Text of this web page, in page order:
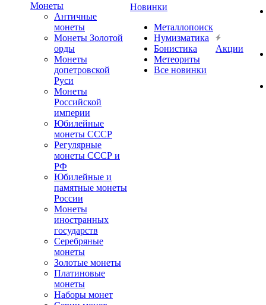
Монеты
Античные
монеты
Монеты Золотой
орды
Монеты
допетровской
Руси
Монеты
Российской
империи
Юбилейные
монеты СССР
Регулярные
монеты СССР и
РФ
Юбилейные и
памятные монеты
России
Монеты
иностранных
государств
Серебряные
монеты
Золотые монеты
Платиновые
монеты
Наборы монет
Новинки
Металлопоиск
Нумизматика
Бонистика
Метеориты
Все новинки
Акции